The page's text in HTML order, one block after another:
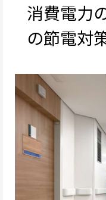
消費電力
の節電対